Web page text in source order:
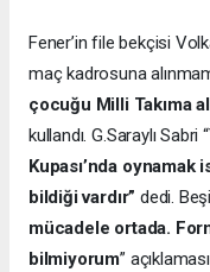
Fener’in file bekçisi
maç kadrosuna
çocuğu Milli Takıma
kullandı. G.Saraylı Sabri
Kupası’nda
bildiği vardır” dedi.
mücadele ortada.
bilmiyorum”